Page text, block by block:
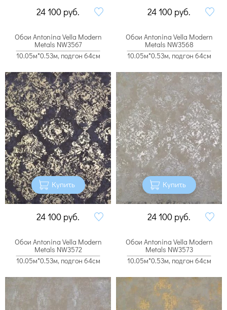
24 100 руб. 24 100 руб.
Обои Antonina Vella Modern
Metals NW3567
10.05м*0.53м, подгон 64см
Купить
24 100 руб.
Обои Antonina Vella Modern
Metals NW3568
10.05м*0.53м, подгон 64см
Купить
24 100 руб.
Обои Antonina Vella Modern
Metals NW3572
10.05м*0.53м, подгон 64см
Обои Antonina Vella Modern
Metals NW3573
10.05м*0.53м, подгон 64см